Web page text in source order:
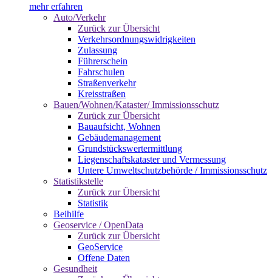
mehr erfahren
Auto/Verkehr
Zurück zur Übersicht
Verkehrsordnungswidrigkeiten
Zulassung
Führerschein
Fahrschulen
Straßenverkehr
Kreisstraßen
Bauen/Wohnen/Kataster/ Immissionsschutz
Zurück zur Übersicht
Bauaufsicht, Wohnen
Gebäudemanagement
Grundstückswertermittlung
Liegenschaftskataster und Vermessung
Untere Umweltschutzbehörde / Immissionsschutz
Statistikstelle
Zurück zur Übersicht
Statistik
Beihilfe
Geoservice / OpenData
Zurück zur Übersicht
GeoService
Offene Daten
Gesundheit